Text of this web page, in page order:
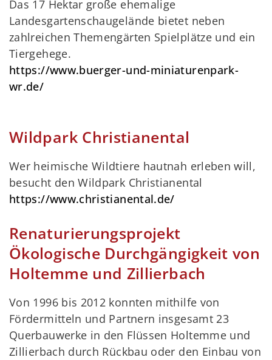
Das 17 Hektar große ehemalige
Landesgartenschaugelände bietet neben
zahlreichen Themengärten Spielplätze und ein
Tiergehege.
https://www.buerger-und-miniaturenpark-
wr.de/
Wildpark Christianental
Wer heimische Wildtiere hautnah erleben will,
besucht den Wildpark Christianental
https://www.christianental.de/
Renaturierungsprojekt
Ökologische Durchgängigkeit von
Holtemme und Zillierbach
Von 1996 bis 2012 konnten mithilfe von
Fördermitteln und Partnern insgesamt 23
Querbauwerke in den Flüssen Holtemme und
Zillierbach durch Rückbau oder den Einbau von